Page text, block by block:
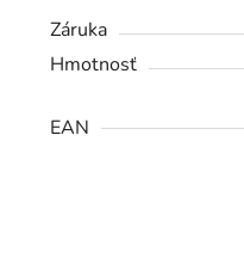
Záruka
Hmotnosť
EAN